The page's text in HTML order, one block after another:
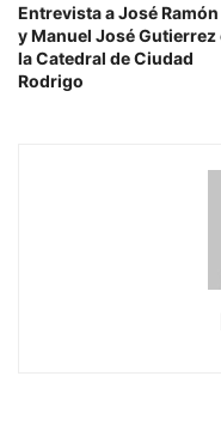
Entrevista a José
y Manuel José Gutierrez
la Catedral de Ciudad
Rodrigo